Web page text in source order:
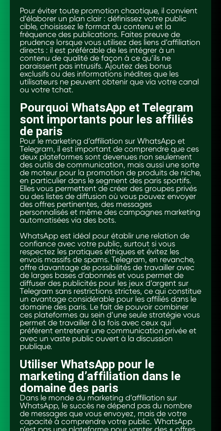
Pour éviter toute promotion chaotique, il convient
d’élaborer un plan clair : définissez votre public
cible, choisissez le format du contenu et la
fréquence des publications. Faites preuve de
prudence lorsque vous utilisez des liens d’affiliation
directs : il est préférable de les intégrer à un
contenu de qualité de façon à ce qu’ils ne
paraissent pas intrusifs. Ajoutez des bonus
exclusifs ou des informations inédites que les
utilisateurs ne peuvent obtenir que via votre canal
ou votre tchat.
Pourquoi WhatsApp et Telegram
sont importants pour les affiliés
de paris
Pour le marketing d’affiliation sur WhatsApp et
Telegram, il est important de comprendre que ces
deux plateformes sont devenues non seulement
des outils de communication, mais aussi une sorte
de moteur pour la promotion de produits de niche,
en particulier dans le segment des paris sportifs.
Elles vous permettent de créer des groupes privés
ou des listes de diffusion où vous pouvez envoyer
des offres pertinentes, des messages
personnalisés et même des campagnes marketing
automatisées via des bots.
WhatsApp est idéal pour établir une relation de
confiance avec votre public, surtout si vous
respectez les pratiques éthiques et évitez les
envois massifs de spams. Telegram, en revanche,
offre davantage de possibilités de travailler avec
de larges bases d’abonnés et vous permet de
diffuser des publicités pour les jeux d’argent sur
Telegram sans restrictions strictes, ce qui constitue
un avantage considérable pour les affiliés dans le
domaine des paris. Le fait de pouvoir combiner
ces plateformes au sein d’une seule stratégie vous
permet de travailler à la fois avec ceux qui
préfèrent entretenir une communication privée et
avec un vaste public ouvert à la discussion
publique.
Utiliser WhatsApp pour le
marketing d’affiliation dans le
domaine des paris
Dans le monde du marketing d’affiliation sur
WhatsApp, le succès ne dépend pas du nombre
de messages que vous envoyez, mais de votre
capacité à comprendre votre public. WhatsApp